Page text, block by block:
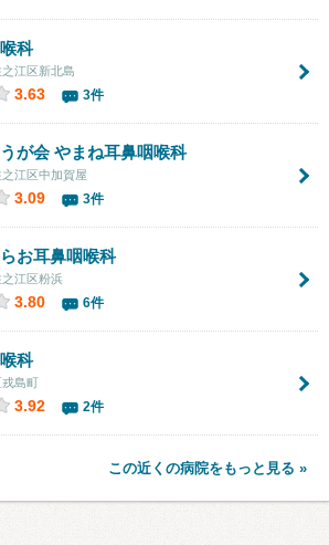
科
江区新北島
3.63 3件
が会 やまね耳鼻咽喉科
江区中加賀屋
3.09 3件
お耳鼻咽喉科
江区粉浜
3.80 6件
科
島町
3.92 2件
この近くの病院をもっと見る »